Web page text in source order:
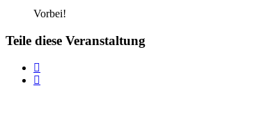
Vorbei!
Teile diese Veranstaltung